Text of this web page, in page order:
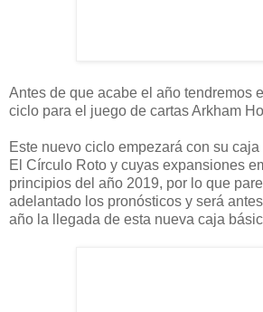
Antes de que acabe el año tendremos
ciclo para el juego de cartas Arkham
Este nuevo ciclo empezará con su
El Círculo Roto y cuyas expansiones
principios del año 2019, por lo que
adelantado los pronósticos y será
año la llegada de esta nueva caja